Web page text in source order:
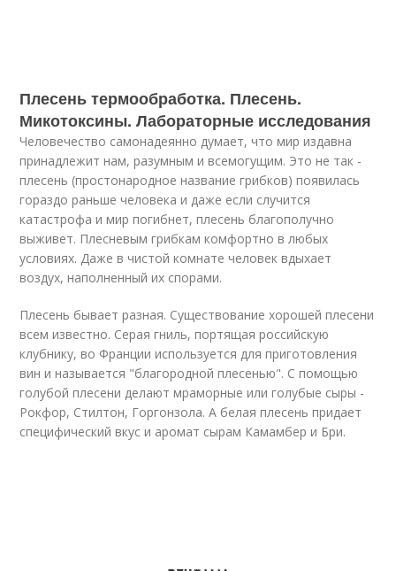
Плесень термообработка. Плесень.
Микотоксины. Лабораторные исследования
Человечество самонадеянно думает, что мир издавна
принадлежит нам, разумным и всемогущим. Это не так -
плесень (простонародное название грибков) появилась
гораздо раньше человека и даже если случится
катастрофа и мир погибнет, плесень благополучно
выживет. Плесневым грибкам комфортно в любых
условиях. Даже в чистой комнате человек вдыхает
воздух, наполненный их спорами.
Плесень бывает разная. Существование хорошей плесени
всем известно. Серая гниль, портящая российскую
клубнику, во Франции используется для приготовления
вин и называется "благородной плесенью". С помощью
голубой плесени делают мраморные или голубые сыры -
Рокфор, Стилтон, Горгонзола. А белая плесень придает
специфический вкус и аромат сырам Камамбер и Бри.